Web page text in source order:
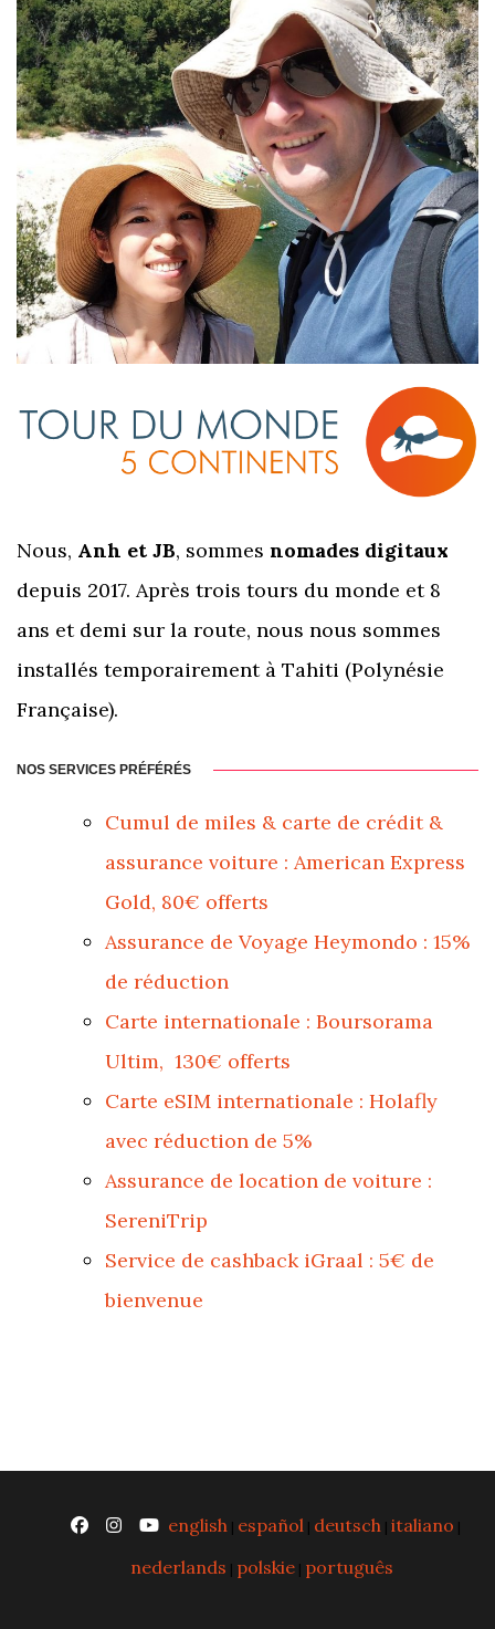
Nous, Anh et JB, sommes nomades digitaux
depuis 2017. Après trois tours du monde et 8
ans et demi sur la route, nous nous sommes
installés temporairement à Tahiti (Polynésie
Française).
NOS SERVICES PRÉFÉRÉS
Cumul de miles & carte de crédit &
assurance voiture : American Express
Gold, 80€ offerts
Assurance de Voyage Heymondo : 15%
de réduction
Carte internationale : Boursorama
Ultim, 130€ offerts
Carte eSIM internationale : Holafly
avec réduction de 5%
Assurance de location de voiture :
SereniTrip
Service de cashback iGraal : 5€ de
bienvenue
english | español | deutsch |italiano |
nederlands | polskie| português